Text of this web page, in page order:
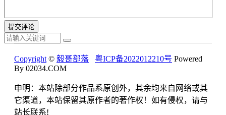
Copyright © 毅哥部落 粤ICP备2022012210号 Powered
By 02034.COM
申明：本站除部分作品系原创外，其余均来自网络或其
它渠道，本站保留其原作者的著作权！如有侵权，请与
站长联系!